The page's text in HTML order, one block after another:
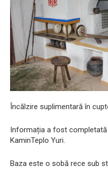
Încălzire suplimentară în
Informația a fost completată
KaminTeplo Yuri.
Baza este o sobă rece sub